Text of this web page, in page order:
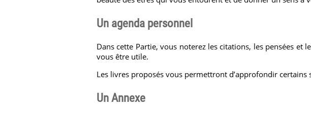
Un agenda personnel
Dans cette Partie, vous noterez les citations, les pensées
vous être utile.
Les livres proposés vous permettront d’approfondir
Un Annexe